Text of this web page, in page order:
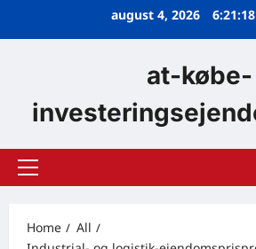
august 4, 2026
at-købe-
Primary
Home
All